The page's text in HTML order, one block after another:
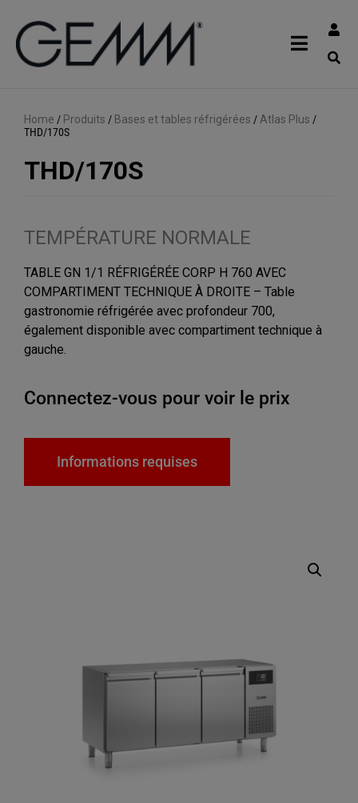
Home / Produits / Bases et tables réfrigérées / Atlas Plus /
THD/170S
THD/170S
TEMPÉRATURE NORMALE
TABLE GN 1/1 RÉFRIGÉRÉE CORP H 760 AVEC
COMPARTIMENT TECHNIQUE À DROITE – Table
gastronomie réfrigérée avec profondeur 700,
également disponible avec compartiment technique à
gauche.
Connectez-vous pour voir le prix
Informations requises